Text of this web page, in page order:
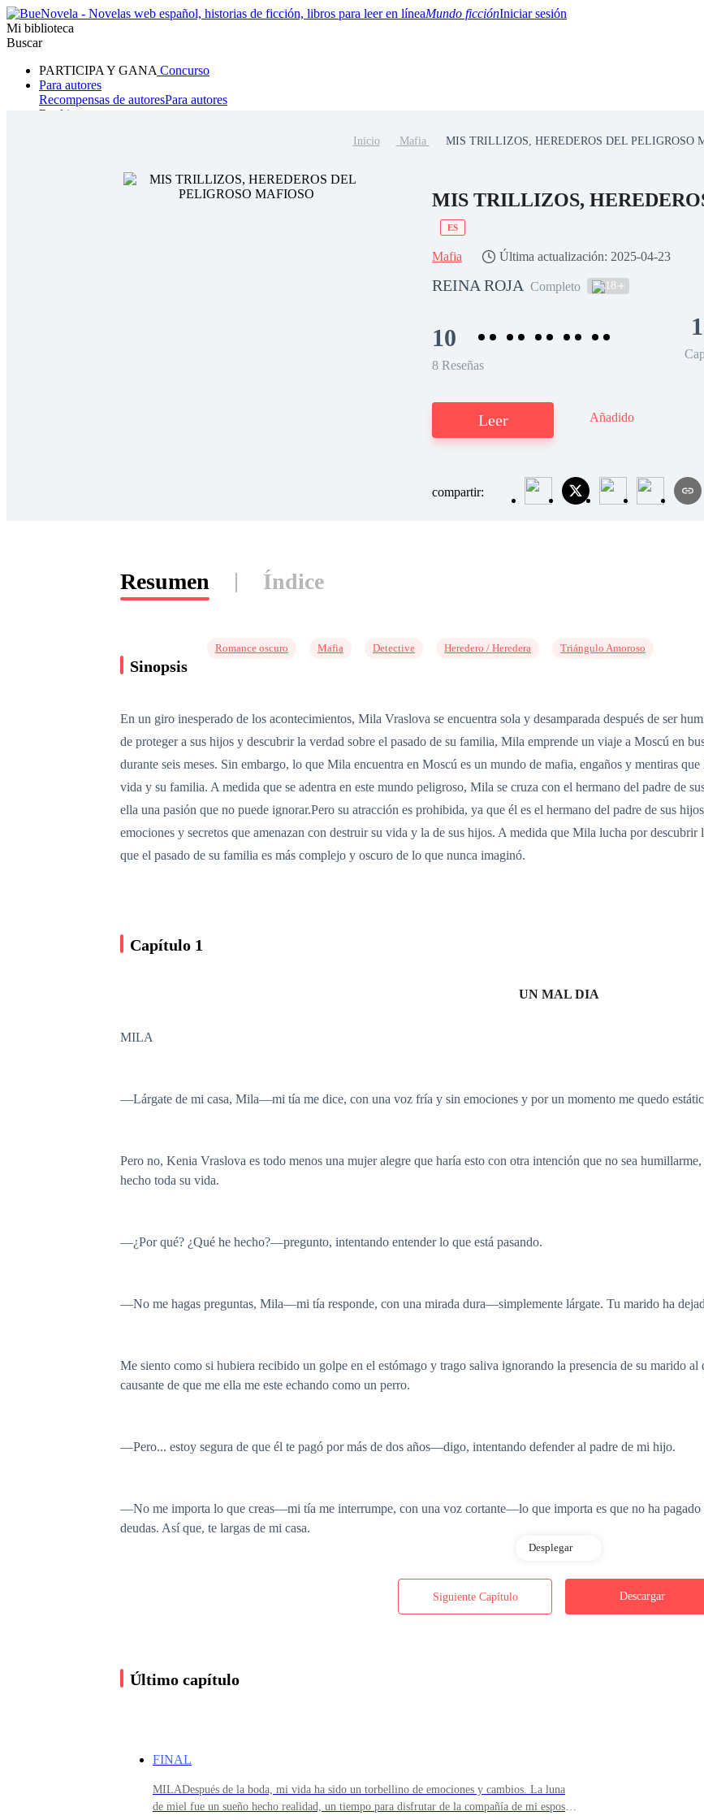
Mundo ficciónIniciar sesión
Mi biblioteca
Buscar
PARTICIPA Y GANA Concurso
Para autores
Recompensas de autoresPara autores
Ranking
Hombre loboMafiaSistemaFantasíaUrbanoLGBTQ+
Inicio Mafia MIS TRILLIZOS, HEREDEROS DEL PELIGROSO
MIS TRILLIZOS,
ES
Mafia Última actualización: 2025-04-23
REINA ROJA Completo 18
10
8 Reseñas
Leer Añadido
compartir:
Resumen Índice
Sinopsis
Romance oscuro Mafia Detective Heredero / Heredera Triángulo Amoroso
En un giro inesperado de los acontecimientos, Mila Vraslova se encuentra sola y desamparada después de ser
de proteger a sus hijos y descubrir la verdad sobre el pasado de su familia, Mila emprende un viaje a Moscú en
durante seis meses. Sin embargo, lo que Mila encuentra en Moscú es un mundo de mafia, engaños y mentiras
vida y su familia. A medida que se adentra en este mundo peligroso, Mila se cruza con el hermano del padre de
ella una pasión que no puede ignorar.Pero su atracción es prohibida, ya que él es el hermano del padre de sus
emociones y secretos que amenazan con destruir su vida y la de sus hijos. A medida que Mila lucha por descubrir
que el pasado de su familia es más complejo y oscuro de lo que nunca imaginó.
Capítulo 1
UN MAL DIA
MILA
—Lárgate de mi casa, Mila—mi tía me dice, con una voz fría y sin emociones y por un momento me quedo
Pero no, Kenia Vraslova es todo menos una mujer alegre que haría esto con otra intención que no sea
hecho toda su vida.
—¿Por qué? ¿Qué he hecho?—pregunto, intentando entender lo que está pasando.
—No me hagas preguntas, Mila—mi tía responde, con una mirada dura—simplemente lárgate. Tu marido ha
Me siento como si hubiera recibido un golpe en el estómago y trago saliva ignorando la presencia de su marido al
causante de que me ella me este echando como un perro.
—Pero... estoy segura de que él te pagó por más de dos años—digo, intentando defender al padre de mi hijo.
—No me importa lo que creas—mi tía me interrumpe, con una voz cortante—lo que importa es que no ha pagado
deudas. Así que, te largas de mi casa.
—Por favor, tía... mis hijos... ¿dónde vamos a vivir?—suplico, intentando que se apiade de mí.
lárgate.
—Pero... ¿por qué eres tan cruel? —pregunto, intentando entender su comportamiento—¿Qué te hecho para que
Desplegar
Siguiente Capítulo Descargar
Último capítulo
FINAL
MILADespués de la boda, mi vida ha sido un torbellino de emociones y cambios. La luna
de miel fue un sueño hecho realidad, un tiempo para disfrutar de la compañía de mi esposo